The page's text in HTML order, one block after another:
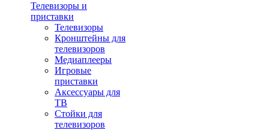
Телевизоры и
приставки
Телевизоры
Кронштейны для
телевизоров
Медиаплееры
Игровые
приставки
Аксессуары для
ТВ
Стойки для
телевизоров